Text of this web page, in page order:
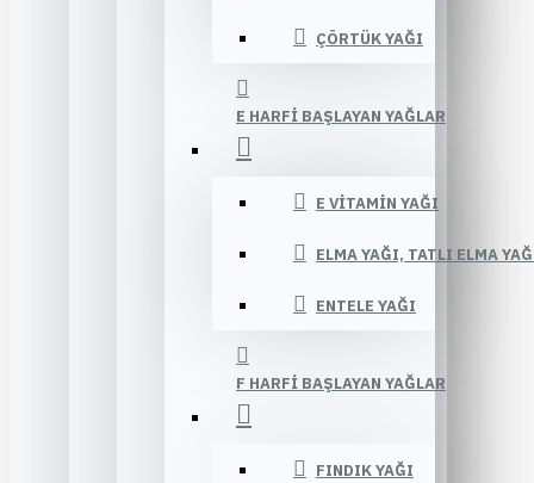
ÇÖRTÜK YAĞI
E HARFI BAŞLAYAN YAĞLAR
E VITAMIN YAĞI
ELMA YAĞI, TATLI ELMA
ENTELE YAĞI
F HARFI BAŞLAYAN YAĞLAR
FINDIK YAĞI